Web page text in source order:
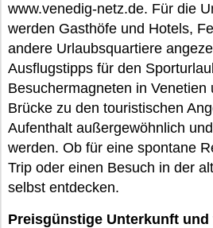
www.venedig-netz.de. Für die
werden Gasthöfe und Hotels,
andere Urlaubsquartiere
Ausflugstipps für den
Besuchermagneten in Venetien
Brücke zu den touristischen
Aufenthalt außergewöhnlich
werden. Ob für eine spontane
Trip oder einen Besuch in der
selbst entdecken.
Preisgünstige Unterkunft